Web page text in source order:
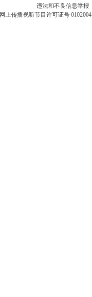
违法和不良信息举报
网上传播视听节目许可证号 0102004